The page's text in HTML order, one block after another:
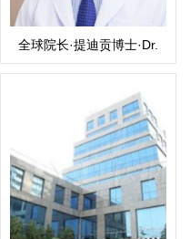
全球院长·提迪贡博士·Dr.
Thitikorn wanichkul M.D